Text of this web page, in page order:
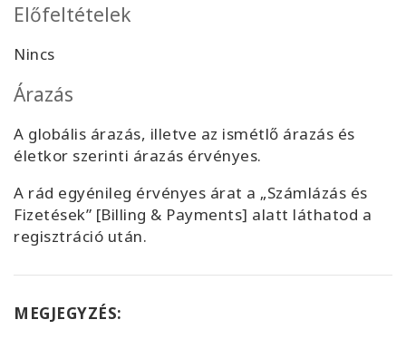
Előfeltételek
Nincs
Árazás
A globális árazás, illetve az ismétlő árazás és
életkor szerinti árazás érvényes.
A rád egyénileg érvényes árat a „Számlázás és
Fizetések” [Billing & Payments] alatt láthatod a
regisztráció után.
MEGJEGYZÉS: